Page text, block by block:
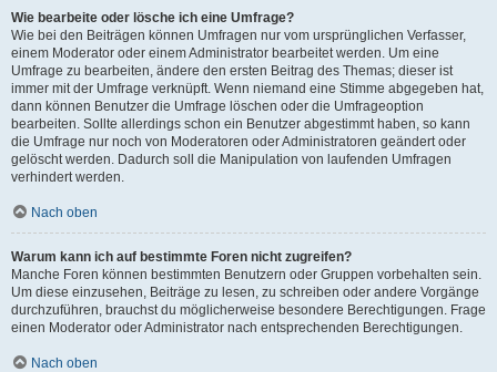
Wie bearbeite oder lösche ich eine Umfrage?
Wie bei den Beiträgen können Umfragen nur vom ursprünglichen Verfasser,
einem Moderator oder einem Administrator bearbeitet werden. Um eine
Umfrage zu bearbeiten, ändere den ersten Beitrag des Themas; dieser ist
immer mit der Umfrage verknüpft. Wenn niemand eine Stimme abgegeben hat,
dann können Benutzer die Umfrage löschen oder die Umfrageoption
bearbeiten. Sollte allerdings schon ein Benutzer abgestimmt haben, so kann
die Umfrage nur noch von Moderatoren oder Administratoren geändert oder
gelöscht werden. Dadurch soll die Manipulation von laufenden Umfragen
verhindert werden.
Nach oben
Warum kann ich auf bestimmte Foren nicht zugreifen?
Manche Foren können bestimmten Benutzern oder Gruppen vorbehalten sein.
Um diese einzusehen, Beiträge zu lesen, zu schreiben oder andere Vorgänge
durchzuführen, brauchst du möglicherweise besondere Berechtigungen. Frage
einen Moderator oder Administrator nach entsprechenden Berechtigungen.
Nach oben